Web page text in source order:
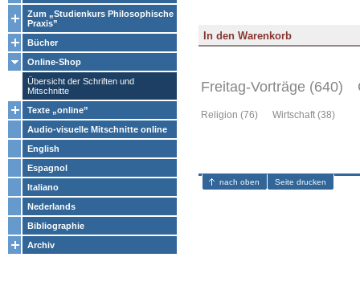
Zum „Studienkurs Philosophische
Praxis”
Bücher
Online-Shop
Übersicht der Schriften und
Mitschnitte
Texte „online”
Audio-visuelle Mitschnitte online
English
Espagnol
Italiano
Nederlands
Bibliographie
Archiv
Freitag-Vorträge (640)
Religion (76) Wirtschaft (38)
nach oben Seite drucken